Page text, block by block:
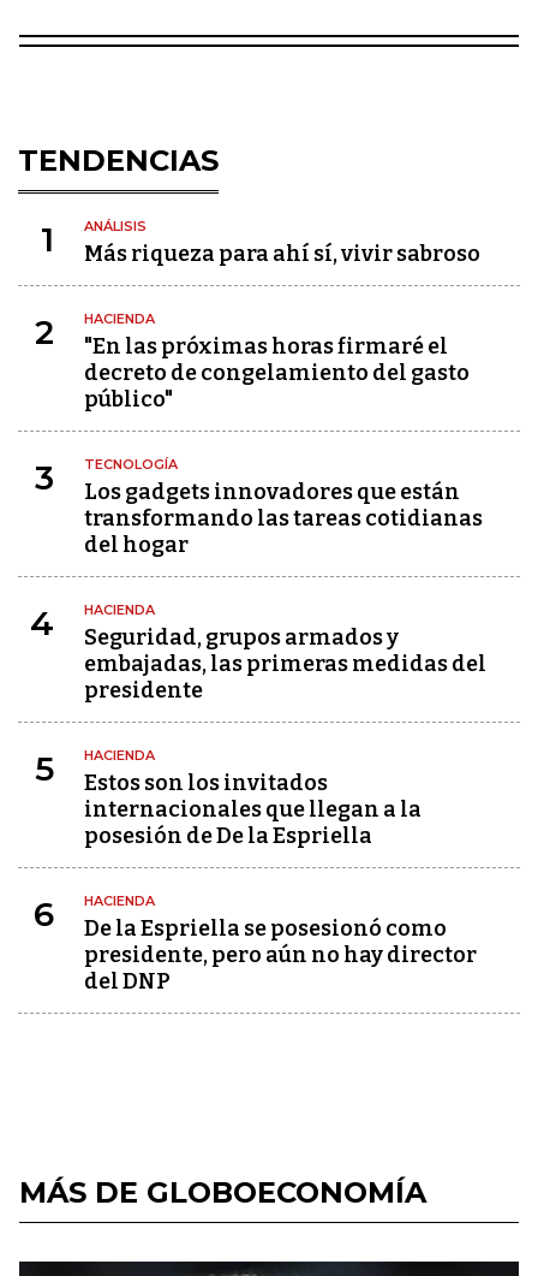
TENDENCIAS
1 ANÁLISIS
Más riqueza para ahí sí, vivir sabroso
2 HACIENDA
"En las próximas horas firmaré el
decreto de congelamiento del gasto
público"
3 TECNOLOGÍA
Los gadgets innovadores que están
transformando las tareas cotidianas
del hogar
4 HACIENDA
Seguridad, grupos armados y
embajadas, las primeras medidas del
presidente
5 HACIENDA
Estos son los invitados
internacionales que llegan a la
posesión de De la Espriella
6 HACIENDA
De la Espriella se posesionó como
presidente, pero aún no hay director
del DNP
MÁS DE GLOBOECONOMÍA